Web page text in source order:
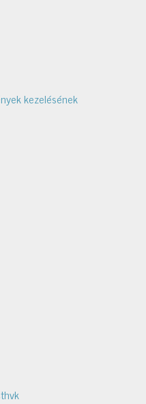
kezelésének